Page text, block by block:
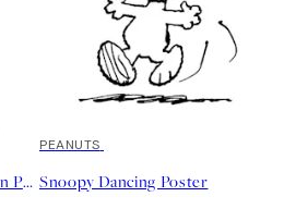
Batman™ - Always Be Batman Poster
50%*
PEANUTS
Snoopy Dancing Poster